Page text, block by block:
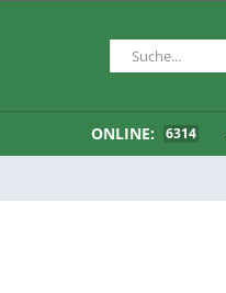
ONLINE: 6314